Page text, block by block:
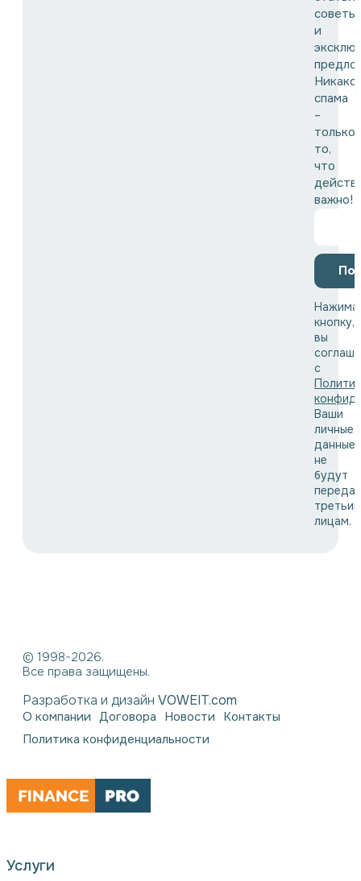
советы
и
спама
–
только
то,
что
важно!
кнопку,
вы
с
Ваши
личные
данные
не
будут
третьим
лицам.
© 1998-2026.
Все права защищены.
Разработка и дизайн VOWEIT.com
О компании Договора Новости Контакты
Политика конфиденциальности
Услуги